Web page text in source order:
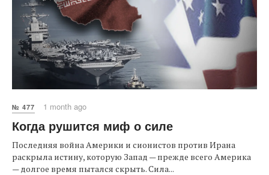
№ 477 1 month ago
Когда рушится миф о силе
Последняя война Америки и сионистов против Ирана
раскрыла истину, которую Запад — прежде всего Америка
— долгое время пытался скрыть. Сила...